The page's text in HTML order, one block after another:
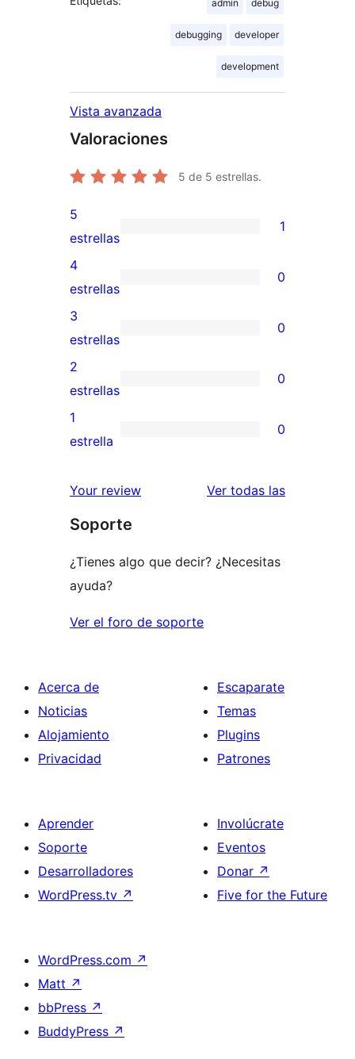
admin debug
debugging developer
development
Vista avanzada
Valoraciones
5 de 5 estrellas.
1
valoración
de
5
estrellas
5
estrellas
1
0
valoraciones
de
4
estrellas
4
estrellas
0
0
valoraciones
de
3
estrellas
3
estrellas
0
0
valoraciones
de
estrellas
2
estrellas
0
0
de
estrellas
1
estrella
0
Your review Ver todas las
Soporte
¿Tienes algo que decir? ¿Necesitas
ayuda?
Ver el foro de soporte
Acerca de
Noticias
Alojamiento
Privacidad
Escaparate
Temas
Plugins
Patrones
Aprender
Soporte
Desarrolladores
WordPress.tv ↗
Involúcrate
Eventos
Donar ↗
Five for the Future
WordPress.com ↗
Matt ↗
bbPress ↗
BuddyPress ↗